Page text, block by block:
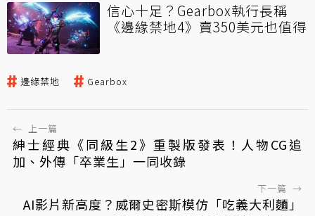
信心十足？Gearbox執行長稱
《邊緣禁地4》賣350美元也值得
邊緣禁地 Gearbox
← 上一篇
紳士經典《同級生2》重製版發表！人物CG追
加、外傳「卒業生」一同收錄
下一篇 →
AI影片新高度？威爾史密斯模仿「吃義大利麵」